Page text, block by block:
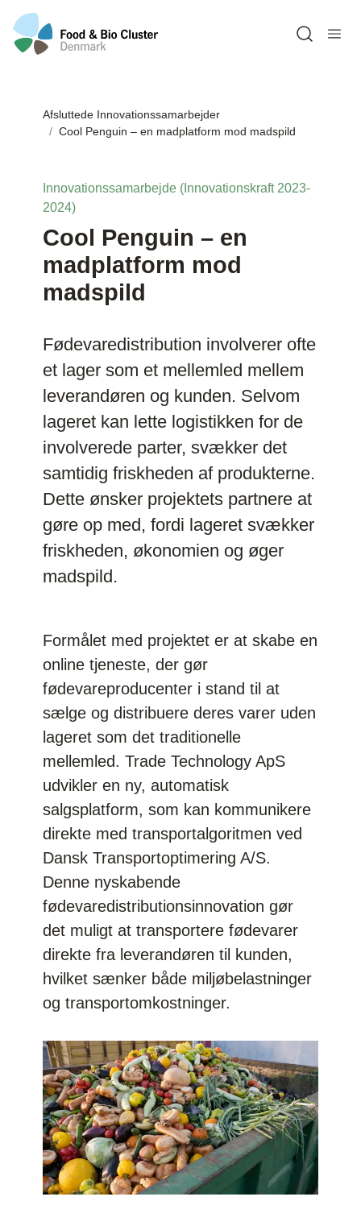
Afsluttede Innovationssamarbejder
Cool Penguin – en madplatform mod madspild
Innovationssamarbejde (Innovationskraft 2023-
2024)
Cool Penguin – en
madplatform mod
madspild
Fødevaredistribution involverer ofte
et lager som et mellemled mellem
leverandøren og kunden. Selvom
lageret kan lette logistikken for de
involverede parter, svækker det
samtidig friskheden af produkterne.
Dette ønsker projektets partnere at
gøre op med, fordi lageret svækker
friskheden, økonomien og øger
madspild.
Formålet med projektet er at skabe en
online tjeneste, der gør
fødevareproducenter i stand til at
sælge og distribuere deres varer uden
lageret som det traditionelle
mellemled. Trade Technology ApS
udvikler en ny, automatisk
salgsplatform, som kan kommunikere
direkte med transportalgoritmen ved
Dansk Transportoptimering A/S.
Denne nyskabende
fødevaredistributionsinnovation gør
det muligt at transportere fødevarer
direkte fra leverandøren til kunden,
hvilket sænker både miljøbelastninger
og transportomkostninger.